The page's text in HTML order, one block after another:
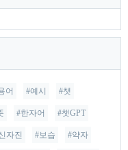
어 #예시 #챗
#한자어 #챗GPT
자진 #보습 #약자